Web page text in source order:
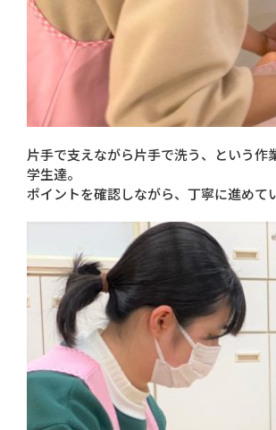
片手で支えながら片手で洗う、という作
学生達。
ポイントを確認しながら、丁寧に進めて